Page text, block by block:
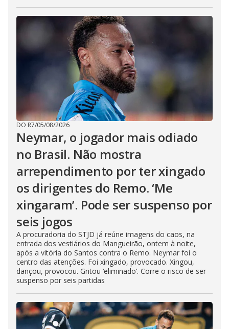
DO R7/05/08/2026
Neymar, o jogador mais odiado
no Brasil. Não mostra
arrependimento por ter xingado
os dirigentes do Remo. ‘Me
xingaram’. Pode ser suspenso por
seis jogos
A procuradoria do STJD já reúne imagens do caos, na
entrada dos vestiários do Mangueirão, ontem à noite,
após a vitória do Santos contra o Remo. Neymar foi o
centro das atenções. Foi xingado, provocado. Xingou,
dançou, provocou. Gritou ‘eliminado’. Corre o risco de ser
suspenso por seis partidas